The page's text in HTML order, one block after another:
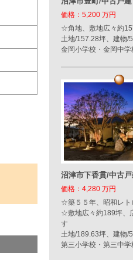
価格：5,200 万円
☆角地、敷地広々約
土地/157.28坪、建物/
金岡小学校・金岡中学
沼津市下香貫/中古
価格：4,280 万円
☆築５５年、昭和レ
☆敷地広々約189坪、
す
土地/189.63坪、建物/
第三小学校・第三中学